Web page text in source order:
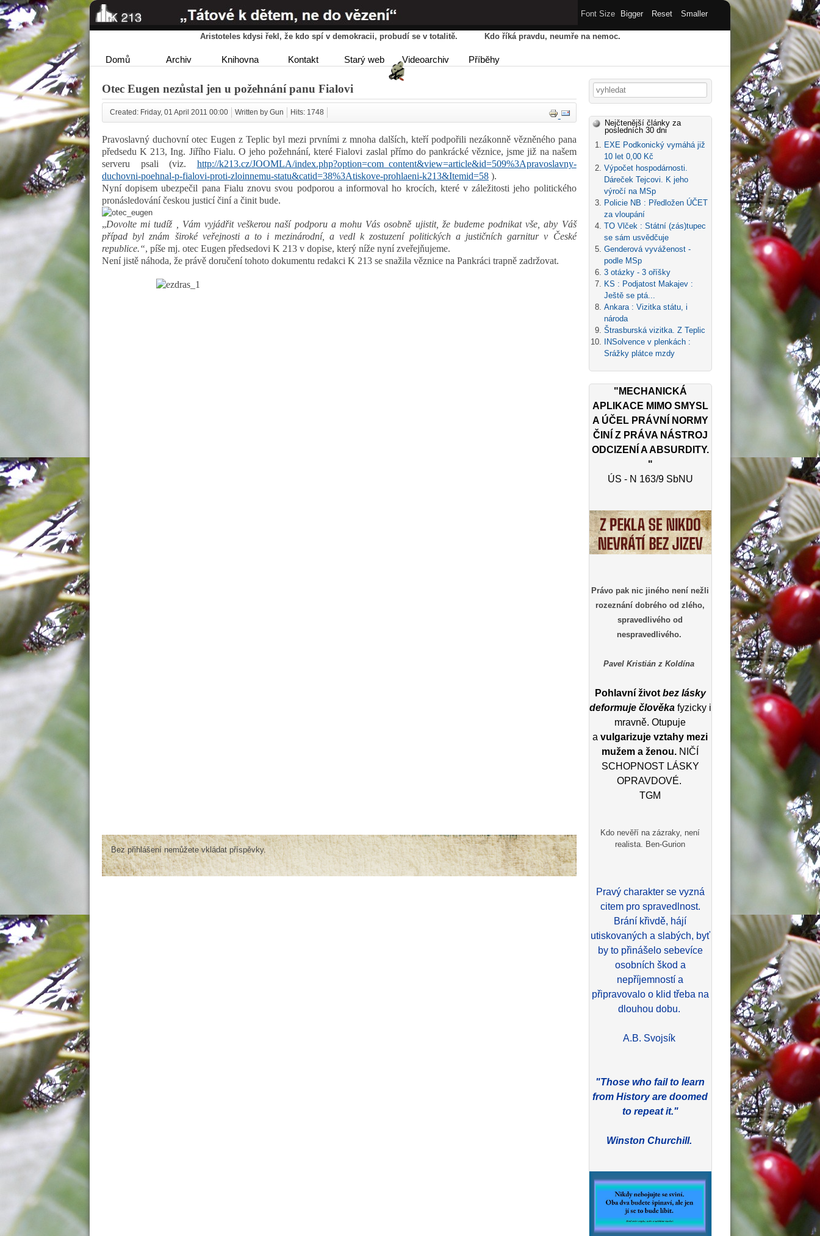
Font Size Bigger Reset Smaller
HOME AGENDA
Aristoteles kdysi řekl, že kdo spí v demokracii, probudí se v totalitě. Kdo říká pravdu, neumře na nemoc.
Domů Archiv Knihovna Kontakt Starý web Videoarchiv Příběhy
Otec Eugen nezůstal jen u požehnání panu Fialovi
Created: Friday, 01 April 2011 00:00 Written by Gun Hits: 1748
Pravoslavný duchovní otec Eugen z Teplic byl mezi prvními z mnoha dalších, kteří podpořili nezákonně vězněného pana
předsedu K 213, Ing. Jiřího Fialu. O jeho požehnání, které Fialovi zaslal přímo do pankrácké věznice, jsme již na našem
serveru psali (viz. http://k213.cz/JOOMLA/index.php?option=com_content&view=article&id=509%3Apravoslavny-
duchovni-poehnal-p-fialovi-proti-zloinnemu-statu&catid=38%3Atiskove-prohlaeni-k213&Itemid=58 ).
Nyní dopisem ubezpečil pana Fialu znovu svou podporou a informoval ho krocích, které v záležitosti jeho politického
pronásledování českou justicí činí a činit bude.
„Dovolte mi tudíž , Vám vyjádřit veškerou naší podporu a mohu Vás osobně ujistit, že budeme podnikat vše, aby Váš
případ byl znám široké veřejnosti a to i mezinárodní, a vedl k zostuzení politických a justičních garnitur v České
republice.“, píše mj. otec Eugen předsedovi K 213 v dopise, který níže nyní zveřejňujeme.
Není jistě náhoda, že právě doručení tohoto dokumentu redakci K 213 se snažila věznice na Pankráci trapně zadržovat.
Bez přihlášení nemůžete vkládat příspěvky.
Vyhledávání
Nejčtenější články za
posledních 30 dni
EXE Podkonický vymáhá již
10 let 0,00 Kč
Výpočet hospodárnosti.
Dáreček Tejcovi. K jeho
výročí na MSp
Policie NB : Předložen ÚČET
za vloupání
TO Vlček : Státní (zás)tupec
se sám usvědčuje
Genderová vyváženost -
podle MSp
3 otázky - 3 oříšky
KS : Podjatost Makajev :
Ještě se ptá...
Ankara : Vizitka státu, i
národa
Štrasburská vizitka. Z Teplic
INSolvence v plenkách :
Srážky plátce mzdy
"MECHANICKÁ
APLIKACE MIMO SMYSL
A ÚČEL PRÁVNÍ NORMY
ČINÍ Z PRÁVA NÁSTROJ
ODCIZENÍ A ABSURDITY.
"
ÚS - N 163/9 SbNU
Právo pak nic jiného není nežli
rozeznání dobrého od zlého,
spravedlivého od
nespravedlivého.
Pavel Kristián z Koldína
Pohlavní život bez lásky
deformuje člověkafyzicky i
mravně. Otupuje
avulgarizuje vztahy mezi
mužem a ženou. NIČÍ
SCHOPNOST LÁSKY
OPRAVDOVÉ.
TGM
Kdo nevěří na zázraky, není
realista. Ben-Gurion
Pravý charakter se vyzná
citem pro spravedlnost.
Brání křivdě, hájí
utiskovaných a slabých, byť
by to přinášelo sebevíce
osobních škod a
nepříjemností a
připravovalo o klid třeba na
dlouhou dobu.
A.B. Svojsík
"Those who fail to learn
from History are doomed
to repeat it."
Winston Churchill.